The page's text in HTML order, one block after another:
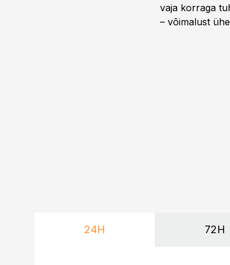
vaja korraga
– võimalust
vajadustele
24H 72H